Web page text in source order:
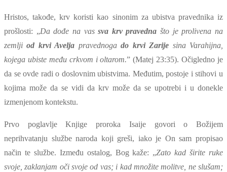
Hristos, takođe, krv koristi kao sinonim za ubistva pravednika iz
prošlosti: „Da dođe na vassva krv pravedna što je prolivena na
zemljiod krvi Avelja pravednogado krvi Zarije sina Varahijna,
kojega ubiste među crkvom i oltarom.” (Matej 23:35). Očigledno je
da se ovde radi o doslovnim ubistvima. Međutim, postoje i stihovi u
kojima može da se vidi da krv može da se upotrebi i u donekle
izmenjenom kontekstu.
Prvo poglavlje Knjige proroka Isaije govori o Božijem
neprihvatanju službe naroda koji greši, iako je On sam propisao
način te službe. Između ostalog, Bog kaže: „Zato kad širite ruke
svoje, zaklanjam oči svoje od vas; i kad množite molitve, ne slušam;